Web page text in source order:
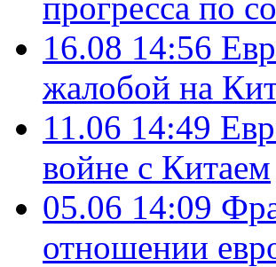
16.08 14:56
жалобой на
11.06 14:49
войне с Китаем
05.06 14:09
отношении